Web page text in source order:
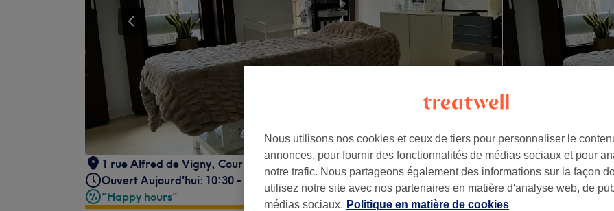
1 rue Alfred de Vigny, Courbevoie, 92400
Ouvert Aujourd'hui: 10:30 - 20:00
"Happy hours"
Nous utilisons nos cookies et ceux de tiers pour personnaliser le
annonces, pour fournir des fonctionnalités de médias sociaux et pour
notre trafic. Nous partageons également des informations sur la façon
utilisez notre site avec nos partenaires en matière d'analyse web, de
médias sociaux. Politique en matière de cookies